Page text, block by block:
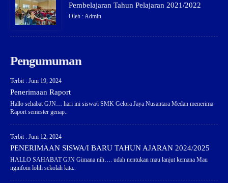
Pembelajaran Tahun Pelajaran 2021/2022
Oleh : Admin
Pengumuman
Terbit : Juni 19, 2024
Penerimaan Raport
Hallo sehabat GJN… hari ini siswa/i SMK Gelora Jaya Nusantara Medan menerima
Raport semester genap..
Terbit : Juni 12, 2024
PENERIMAAN SISWA/I BARU TAHUN AJARAN 2024/2025
HALLO SAHABAT GJN Gimana nih…. udah nentukan mau lanjut kemana Mau
nginfoin lohh sekolah kita..